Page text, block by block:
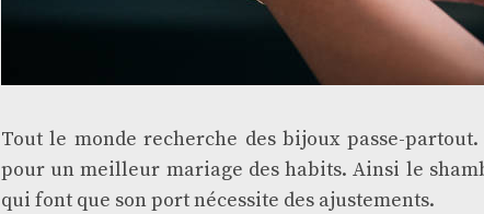
Tout le monde recherche des bijoux passe-
pour un meilleur mariage des habits. Ainsi le
qui font que son port nécessite des ajustements.